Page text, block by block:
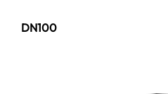
DN100